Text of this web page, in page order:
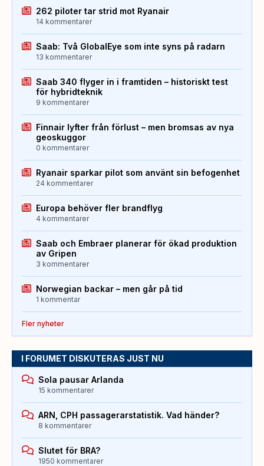
262 piloter tar strid mot Ryanair
14 kommentarer
Saab: Två GlobalEye som inte syns på radarn
13 kommentarer
Saab 340 flyger in i framtiden – historiskt test
för hybridteknik
9 kommentarer
Finnair lyfter från förlust – men bromsas av nya
geoskuggor
0 kommentarer
Ryanair sparkar pilot som använt sin befogenhet
24 kommentarer
Europa behöver fler brandflyg
4 kommentarer
Saab och Embraer planerar för ökad produktion
av Gripen
3 kommentarer
Norwegian backar – men går på tid
1 kommentar
Fler nyheter
I FORUMET DISKUTERAS JUST NU
Sola pausar Arlanda
15 kommentarer
ARN, CPH passagerarstatistik. Vad händer?
8 kommentarer
Slutet för BRA?
1950 kommentarer